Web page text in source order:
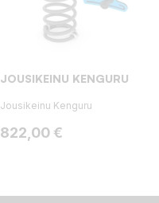
JOUSIKEINU KENGURU
Jousikeinu Kenguru
Hinta
822,00 €